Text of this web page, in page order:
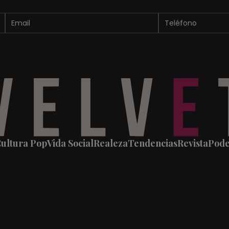
PopVida SocialRealezaTendenciasRevista